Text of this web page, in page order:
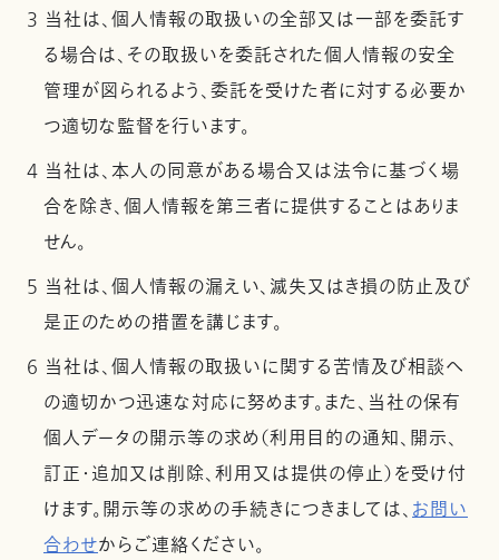
3 当社は、個人情報の取扱いの全部又は一部を委託す
る場合は、その取扱いを委託された個人情報の安全
管理が図られるよう、委託を受けた者に対する必要か
つ適切な監督を行います。
4 当社は、本人の同意がある場合又は法令に基づく場
合を除き、個人情報を第三者に提供することはありま
せん。
5 当社は、個人情報の漏えい、滅失又はき損の防止及び
是正のための措置を講じます。
6 当社は、個人情報の取扱いに関する苦情及び相談へ
の適切かつ迅速な対応に努めます。また、当社の保有
個人データの開示等の求め（利用目的の通知、開示、
訂正・追加又は削除、利用又は提供の停止）を受け付
けます。開示等の求めの手続きにつきましては、お問い
合わせからご連絡ください。